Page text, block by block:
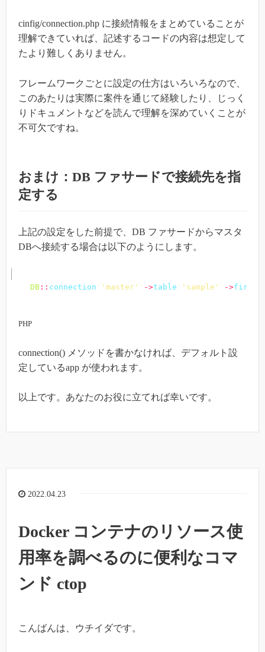
cinfig/connection.php に接続情報をまとめていることが
理解できていれば、記述するコードの内容は想定して
たより難しくありません。
フレームワークごとに設定の仕方はいろいろなので、
このあたりは実際に案件を通じて経験したり、じっく
りドキュメントなどを読んで理解を深めていくことが
不可欠ですね。
おまけ：DB ファサードで接続先を指
定する
上記の設定をした前提で、DB ファサードからマスタ
DBへ接続する場合は以下のようにします。
DB :: connection 'master' ->table 'sample' ->first
PHP
connection() メソッドを書かなければ、デフォルト設
定しているapp が使われます。
以上です。あなたのお役に立てれば幸いです。
2022.04.23
Docker コンテナのリソース使
用率を調べるのに便利なコマ
ンド ctop
こんばんは、ウチイダです。